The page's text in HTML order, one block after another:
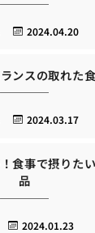
2024.04.20
ンスの取れた
2024.03.17
食事で摂りた
品
2024.01.23